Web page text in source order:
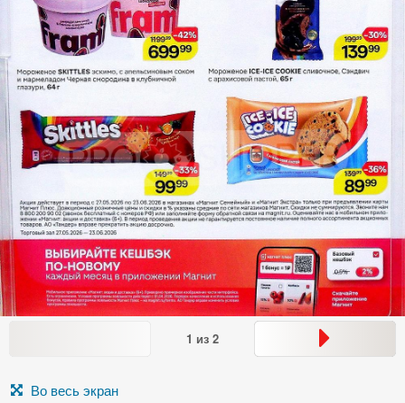
1 из 2
Во весь экран